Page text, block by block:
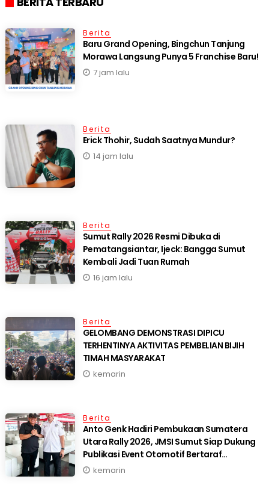
Berita
‎Baru Grand Opening, Bingchun Tanjung
7 jam lalu
Berita
Erick Thohir, Sudah Saatnya Mundur?
14 jam lalu
Berita
Sumut Rally 2026 Resmi Dibuka di
Pematangsiantar, Ijeck: Bangga Sumut
Kembali Jadi Tuan Rumah
16 jam lalu
Berita
GELOMBANG DEMONSTRASI DIPICU
TERHENTINYA AKTIVITAS PEMBELIAN BIJIH
TIMAH MASYARAKAT
kemarin
Berita
Anto Genk Hadiri Pembukaan Sumatera
Utara Rally 2026, JMSI Sumut Siap Dukung
Publikasi Event Otomotif Bertaraf
Internasional*
kemarin